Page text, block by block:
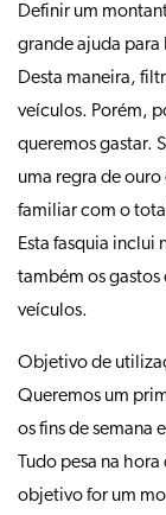
Definir um
grande ajuda para
Desta maneira,
veículos. Porém,
queremos gastar.
uma regra de
familiar com o
Esta fasquia inclui
também os
veículos.
Objetivo de
Queremos um
os fins de semana
Tudo pesa na
objetivo for um